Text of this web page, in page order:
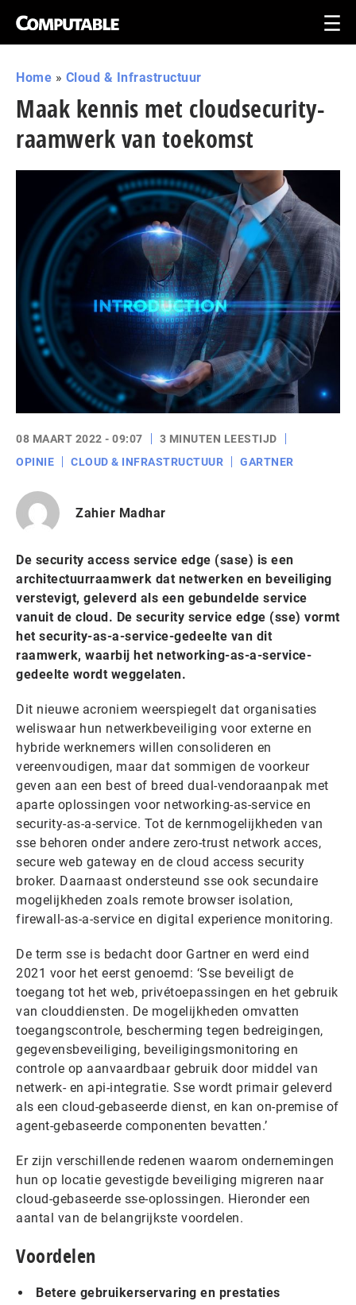
Home » Cloud & Infrastructuur
Maak kennis met cloudsecurity-
raamwerk van toekomst
08 MAART 2022 - 09:07
3 MINUTEN LEESTIJD
OPINIE
CLOUD & INFRASTRUCTUUR GARTNER
Zahier Madhar
De security access service edge (sase) is een
architectuurraamwerk dat netwerken en beveiliging
verstevigt, geleverd als een gebundelde service
vanuit de cloud. De security service edge (sse) vormt
het security-as-a-service-gedeelte van dit
raamwerk, waarbij het networking-as-a-service-
gedeelte wordt weggelaten.
Dit nieuwe acroniem weerspiegelt dat organisaties
weliswaar hun netwerkbeveiliging voor externe en
hybride werknemers willen consolideren en
vereenvoudigen, maar dat sommigen de voorkeur
geven aan een best of breed dual-vendoraanpak met
aparte oplossingen voor networking-as-service en
security-as-a-service. Tot de kernmogelijkheden van
sse behoren onder andere zero-trust network acces,
secure web gateway en de cloud access security
broker. Daarnaast ondersteund sse ook secundaire
mogelijkheden zoals remote browser isolation,
firewall-as-a-service en digital experience monitoring.
De term sse is bedacht door Gartner en werd eind
2021 voor het eerst genoemd: ‘Sse beveiligt de
toegang tot het web, privétoepassingen en het gebruik
van clouddiensten. De mogelijkheden omvatten
toegangscontrole, bescherming tegen bedreigingen,
gegevensbeveiliging, beveiligingsmonitoring en
controle op aanvaardbaar gebruik door middel van
netwerk- en api-integratie. Sse wordt primair geleverd
als een cloud-gebaseerde dienst, en kan on-premise of
agent-gebaseerde componenten bevatten.’
Er zijn verschillende redenen waarom ondernemingen
hun op locatie gevestigde beveiliging migreren naar
cloud-gebaseerde sse-oplossingen. Hieronder een
aantal van de belangrijkste voordelen.
Voordelen
Betere gebruikerservaring en prestaties